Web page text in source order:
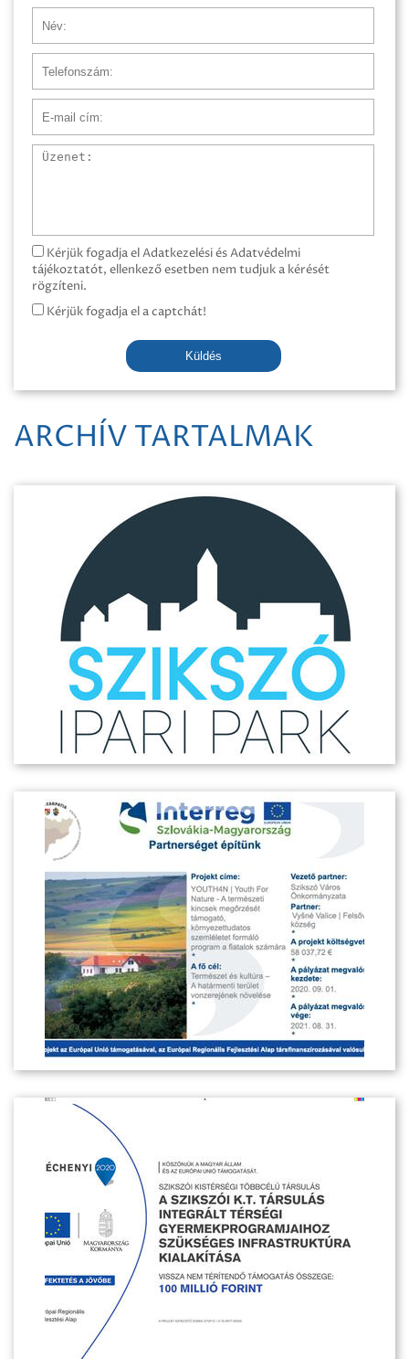
Üzenet
Kérjük fogadja el Adatkezelési és Adatvédelmi
tájékoztatót, ellenkező esetben nem tudjuk a kérését
rögzíteni.
Kérjük fogadja el a captchát!
Küldés
ARCHÍV TARTALMAK